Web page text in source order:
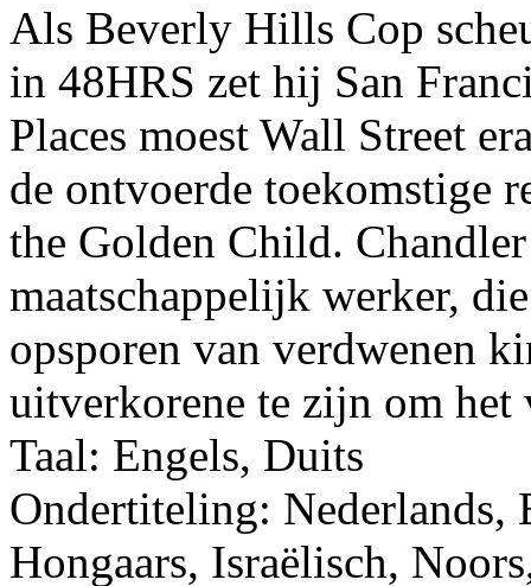
Als Beverly Hills Cop
in 48HRS zet hij San
Places moest Wall Street
de ontvoerde toekomstige
the Golden Child.
maatschappelijk werker,
opsporen van verdwenen
uitverkorene te zijn om
Taal: Engels, Duits
Ondertiteling: Nederlands,
Hongaars, Israëlisch,